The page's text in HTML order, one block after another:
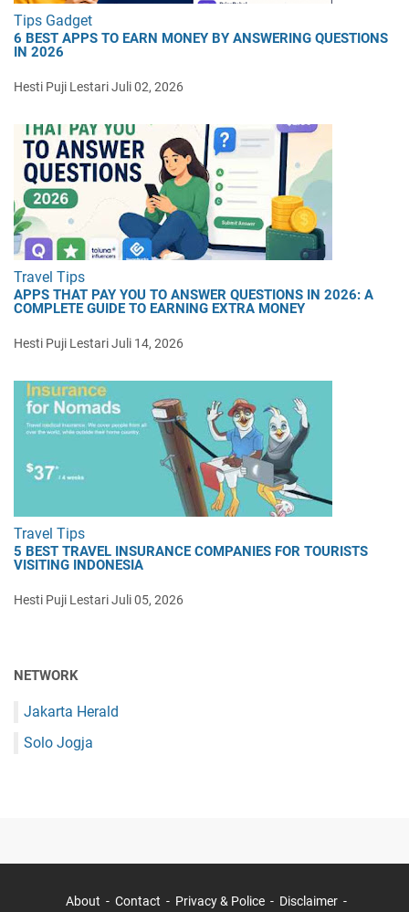
Tips Gadget
6 BEST APPS TO EARN MONEY BY ANSWERING QUESTIONS
IN 2026
Hesti Puji LestariJuli 02, 2026
Travel Tips
APPS THAT PAY YOU TO ANSWER QUESTIONS IN 2026: A
COMPLETE GUIDE TO EARNING EXTRA MONEY
Hesti Puji LestariJuli 14, 2026
Travel Tips
5 BEST TRAVEL INSURANCE COMPANIES FOR TOURISTS
VISITING INDONESIA
Hesti Puji LestariJuli 05, 2026
NETWORK
Jakarta Herald
Solo Jogja
About Contact Privacy & Police Disclaimer